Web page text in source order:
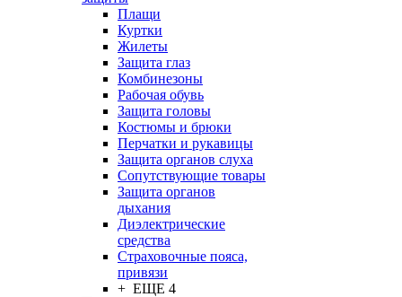
Плащи
Куртки
Жилеты
Защита глаз
Комбинезоны
Рабочая обувь
Защита головы
Костюмы и брюки
Перчатки и рукавицы
Защита органов слуха
Сопутствующие товары
Защита органов
дыхания
Диэлектрические
средства
Страховочные пояса,
привязи
+ ЕЩЕ 4